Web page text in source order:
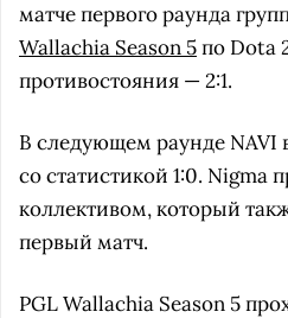
матче первого раунда
Wallachia Season 5по Dota
противостояния — 2:1.
В следующем раунде NAVI
со статистикой 1:0. Nigma
коллективом, который
первый матч.
PGL Wallachia Season 5